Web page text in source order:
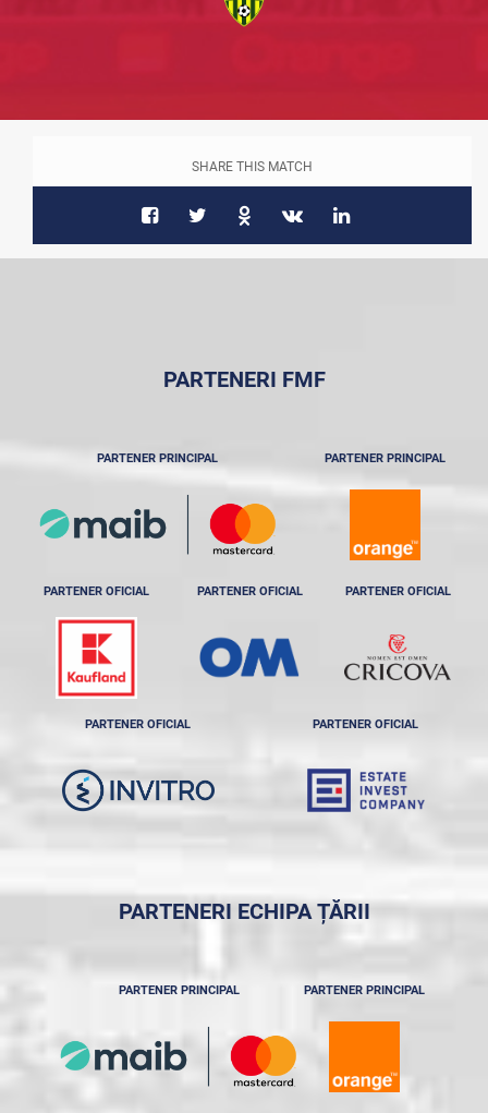
SHARE THIS MATCH
PARTENERI FMF
PARTENER PRINCIPAL PARTENER PRINCIPAL
PARTENER OFICIAL PARTENER OFICIAL PARTENER OFICIAL
PARTENER OFICIAL PARTENER OFICIAL
PARTENERI ECHIPA ȚĂRII
PARTENER PRINCIPAL PARTENER PRINCIPAL